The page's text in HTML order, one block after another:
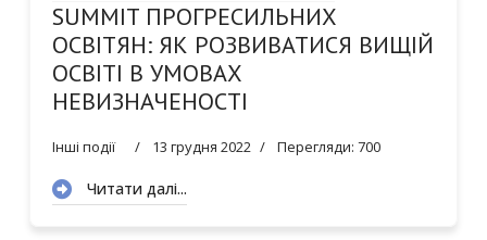
1
SUMMIT ПРОГРЕСИЛЬНИХ
ОСВІТЯН: ЯК РОЗВИВАТИСЯ ВИЩІЙ
ОСВІТІ В УМОВАХ
НЕВИЗНАЧЕНОСТІ
Інші події 13 грудня 2022 Перегляди: 700
Читати далі...